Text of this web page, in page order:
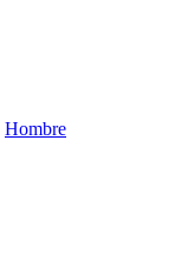
Hombre